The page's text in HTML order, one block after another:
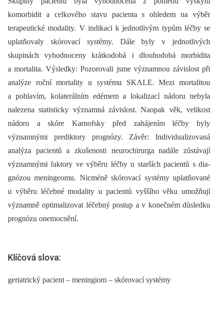
komorbidit a celkového stavu pacienta s ohledem na výběr
terapeutické modality. V indikaci k jednotlivým typům léčby se
uplatňovaly skórovací systémy. Dále byly v jednotlivých
skupinách vyhodnoceny krátkodobá i dlouhodobá morbidita
a mortalita. Výsledky: Pozorovali jsme významnou závislost při
analýze roční mortality u systému SKALE. Mezi mortalitou
a pohlavím, kolaterálním edémem a lokalizací nádoru nebyla
nalezena statisticky významná závislost. Naopak věk, velikost
nádoru a skóre Karnofsky před zahájením léčby byly
významnými prediktory prognózy. Závěr: Individualizovaná
analýza pacientů a zkušenosti neurochirurga nadále zůstávají
významnými faktory ve výběru léčby u starších pacientů s dia­
gnózou meningeomu. Nicméně skórovací systémy uplatňované
u výběru léčebné modality u pacientů vyššího věku umožňují
významně optimalizovat léčebný postup a v konečném důsledku
prognózu onemocnění.
Klíčová slova:
geriatrický pacient – meningiom – skórovací systémy